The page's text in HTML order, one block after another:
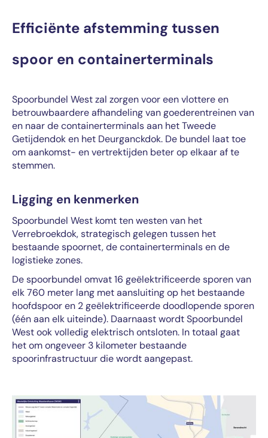
Efficiënte afstemming tussen
spoor en containerterminals
Spoorbundel West zal zorgen voor een vlottere en
betrouwbaardere afhandeling van goederentreinen van
en naar de containerterminals aan het Tweede
Getijdendok en het Deurganckdok. De bundel laat toe
om aankomst- en vertrektijden beter op elkaar af te
stemmen.
Ligging en kenmerken
Spoorbundel West komt ten westen van het
Verrebroekdok, strategisch gelegen tussen het
bestaande spoornet, de containerterminals en de
logistieke zones.
De spoorbundel omvat 16 geëlektrificeerde sporen van
elk 760 meter lang met aansluiting op het bestaande
hoofdspoor en 2 geëlektrificeerde doodlopende sporen
(één aan elk uiteinde). Daarnaast wordt Spoorbundel
West ook volledig elektrisch ontsloten. In totaal gaat
het om ongeveer 3 kilometer bestaande
spoorinfrastructuur die wordt aangepast.